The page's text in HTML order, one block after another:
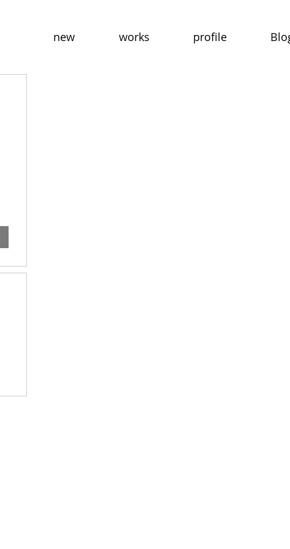
new works profile